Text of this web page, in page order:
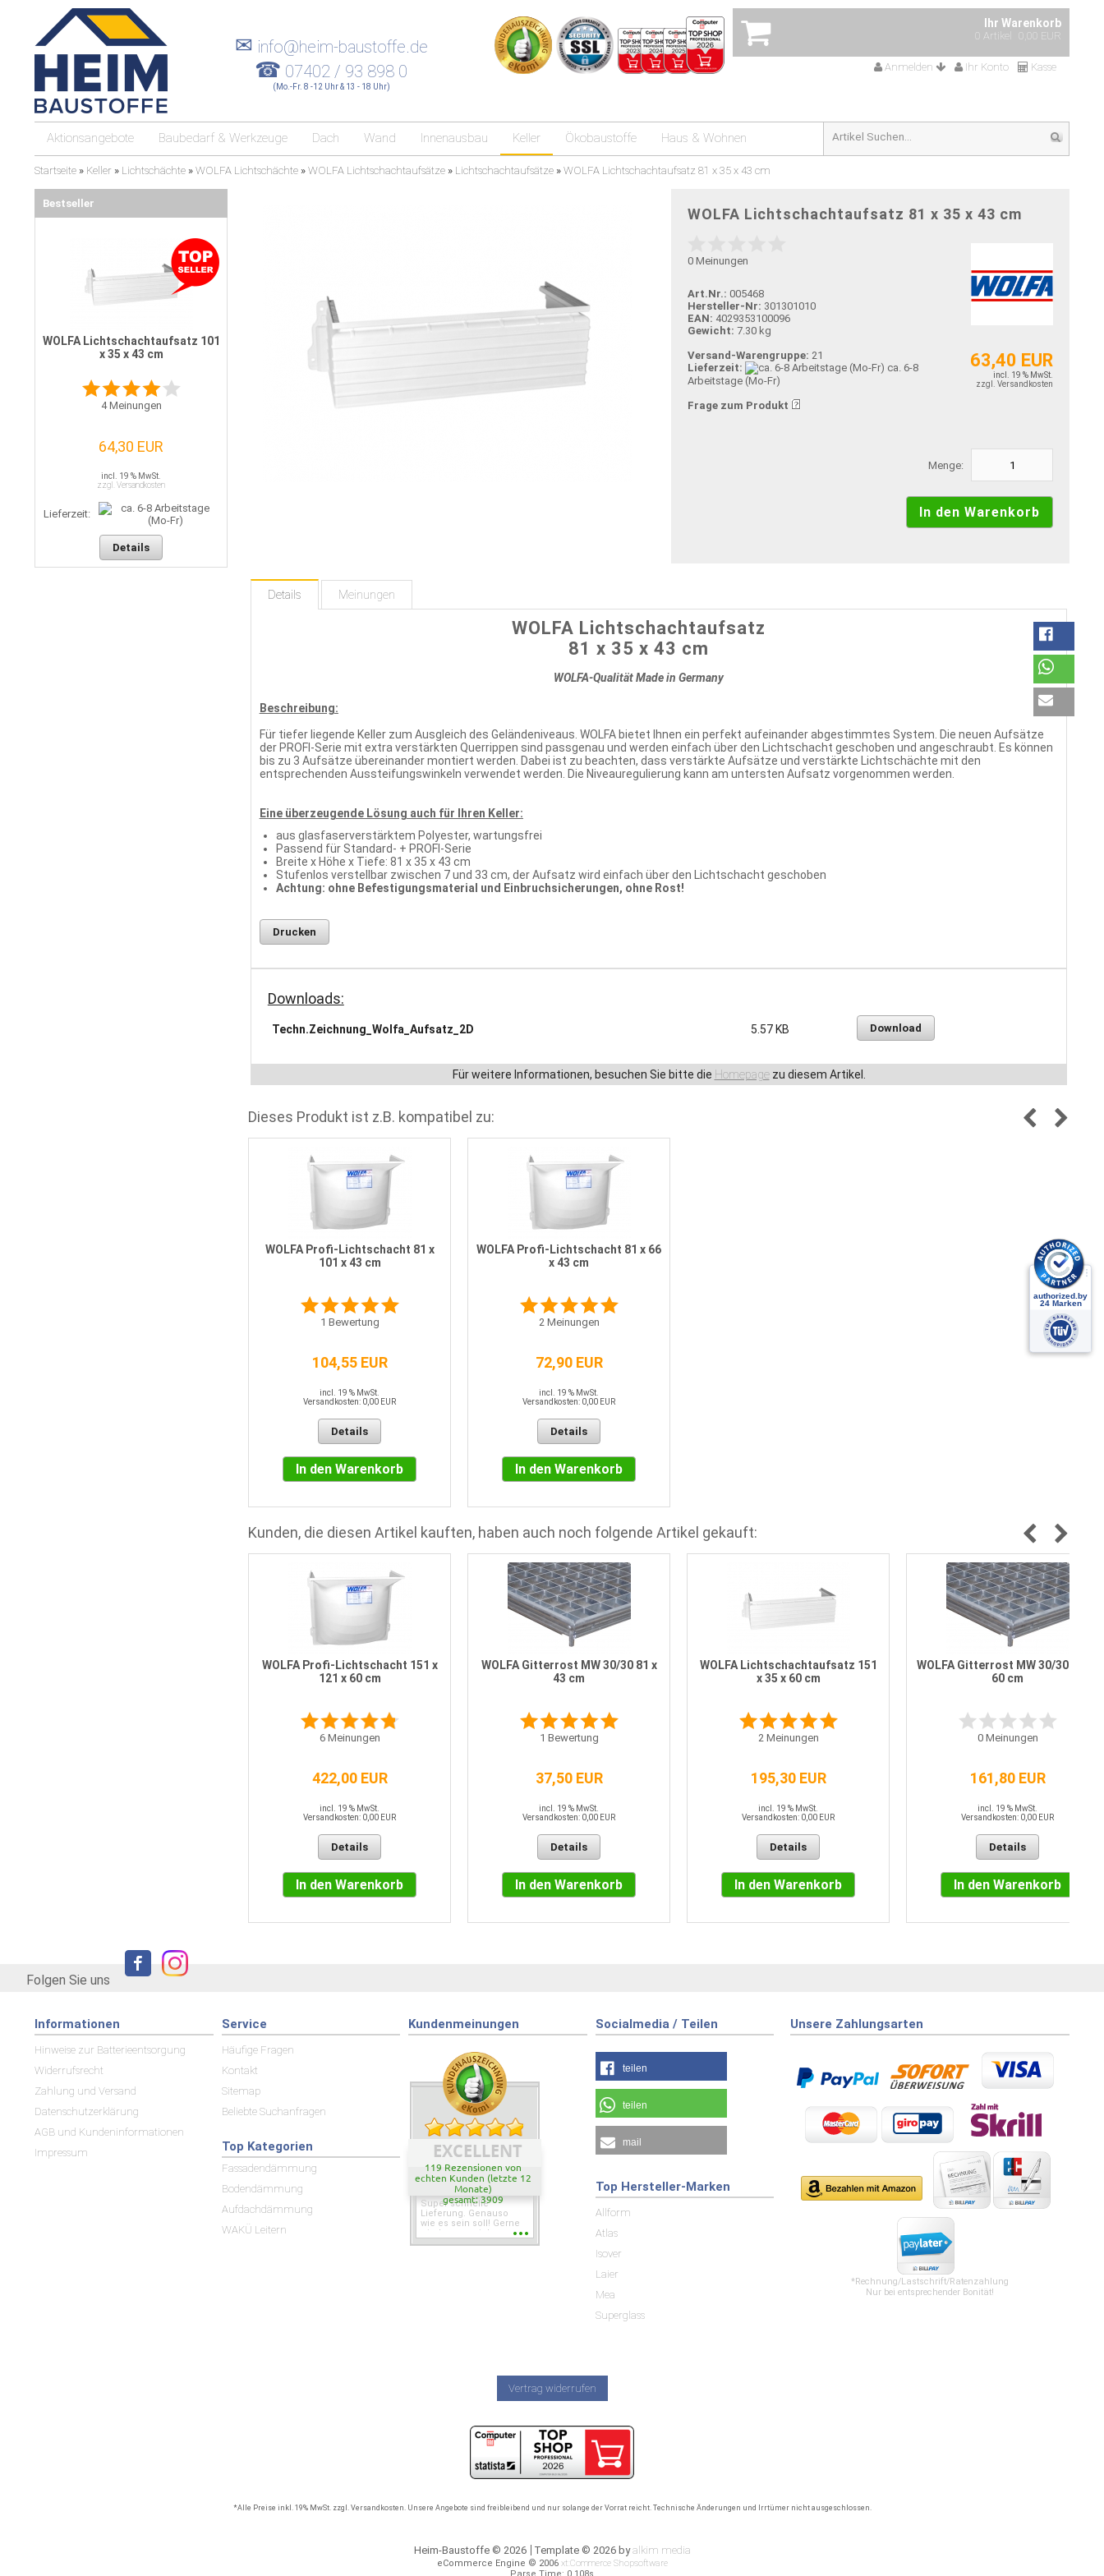
Ihr Warenkorb
0 Artikel 0,00 EUR
Anmelden Ihr Konto Kasse
✉ info@heim-baustoffe.de
☎ 07402 / 93 898 0
(Mo.-Fr. 8 -12 Uhr & 13 - 18 Uhr)
Aktionsangebote Baubedarf & Werkzeuge Dach Wand Innenausbau Keller Ökobaustoffe Haus & Wohnen
Startseite » Keller » Lichtschächte » WOLFA Lichtschächte » WOLFA Lichtschachtaufsätze » Lichtschachtaufsätze » WOLFA Lichtschachtaufsatz 81 x 35 x 43 cm
WOLFA Lichtschachtaufsatz 81 x 35 x 43 cm
0 Meinungen
63,40 EUR
incl. 19 % MwSt.
zzgl. Versandkosten
Art.Nr.: 005468
Hersteller-Nr: 301301010
EAN: 4029353100096
Gewicht: 7.30 kg
Versand-Warengruppe: 21
Lieferzeit:
ca. 6-8
Arbeitstage (Mo-Fr)
Frage zum Produkt
Menge:
Details Meinungen
WOLFA Lichtschachtaufsatz
81 x 35 x 43 cm
WOLFA-Qualität Made in Germany
Beschreibung:
Für tiefer liegende Keller zum Ausgleich des Geländeniveaus. WOLFA bietet Ihnen ein perfekt aufeinander abgestimmtes System. Die neuen Aufsätze
der PROFI-Serie mit extra verstärkten Querrippen sind passgenau und werden einfach über den Lichtschacht geschoben und angeschraubt. Es können
bis zu 3 Aufsätze übereinander montiert werden. Dabei ist zu beachten, dass verstärkte Aufsätze und verstärkte Lichtschächte mit den
entsprechenden Aussteifungswinkeln verwendet werden. Die Niveauregulierung kann am untersten Aufsatz vorgenommen werden.
Eine überzeugende Lösung auch für Ihren Keller:
aus glasfaserverstärktem Polyester, wartungsfrei
Passend für Standard- + PROFI-Serie
Breite x Höhe x Tiefe: 81 x 35 x 43 cm
Stufenlos verstellbar zwischen 7 und 33 cm, der Aufsatz wird einfach über den Lichtschacht geschoben
Achtung: ohne Befestigungsmaterial und Einbruchsicherungen, ohne Rost!
Drucken
Downloads:
Techn.Zeichnung_Wolfa_Aufsatz_2D 5.57 KB Download
Für weitere Informationen, besuchen Sie bitte die Homepagezu diesem Artikel.
Dieses Produkt ist z.B. kompatibel zu:
WOLFA Profi-Lichtschacht 81 x
101 x 43 cm
1 Bewertung
104,55 EUR
incl. 19 % MwSt.
Versandkosten: 0,00 EUR
Details
In den Warenkorb
WOLFA Profi-Lichtschacht 81 x 66
x 43 cm
2 Meinungen
72,90 EUR
incl. 19 % MwSt.
Versandkosten: 0,00 EUR
Details
In den Warenkorb
Kunden, die diesen Artikel kauften, haben auch noch folgende Artikel gekauft:
WOLFA Profi-Lichtschacht 151 x
121 x 60 cm
6Meinungen
422,00 EUR
incl. 19 % MwSt.
Versandkosten: 0,00 EUR
Details
In den Warenkorb
WOLFA Gitterrost MW 30/30 81 x
43 cm
1 Bewertung
37,50 EUR
incl. 19 % MwSt.
Versandkosten: 0,00 EUR
Details
In den Warenkorb
WOLFA Lichtschachtaufsatz 151
x 35 x 60 cm
2 Meinungen
195,30 EUR
incl. 19 % MwSt.
Versandkosten: 0,00 EUR
Details
In den Warenkorb
WOLFA Gitterrost MW 30/30 151 x
60 cm
0Meinungen
161,80 EUR
incl. 19 % MwSt.
Versandkosten: 0,00 EUR
Details
In den Warenkorb
Bestseller
WOLFA Lichtschachtaufsatz 101
x 35 x 43 cm
4Meinungen
64,30 EUR
incl. 19 % MwSt.
zzgl. Versandkosten
Lieferzeit:
Details
Folgen Sie uns
Informationen
Hinweise zur Batterieentsorgung
Widerrufsrecht
Zahlung und Versand
Datenschutzerklärung
AGB und Kundeninformationen
Impressum
Service
Häufige Fragen
Kontakt
Sitemap
Beliebte Suchanfragen
Top Kategorien
Fassadendämmung
Bodendämmung
Aufdachdämmung
WAKÜ Leitern
Kundenmeinungen
EXCELLENT
119 Rezensionen von
echten Kunden (letzte 12
Monate)
gesamt: 3909
Super schnelle
Lieferung. Genauso
wie es sein soll! Gerne
wieder wenn ich was
Socialmedia / Teilen
teilen
teilen
mail
Unsere Zahlungsarten
*Rechnung/Lastschrift/Ratenzahlung
Nur bei entsprechender Bonität!
Top Hersteller-Marken
Allform
Atlas
Isover
Laier
Mea
Superglass
Vertrag widerrufen
*Alle Preise inkl. 19% MwSt. zzgl. Versandkosten. Unsere Angebote sind freibleibend und nur solange der Vorrat reicht. Technische Änderungen und Irrtümer nicht ausgeschlossen.
Heim-Baustoffe © 2026 Template © 2026 byalkim media
eCommerce Engine © 2006 xt:Commerce Shopsoftware